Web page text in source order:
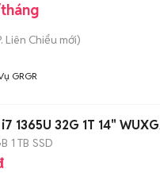
Liên Chiểu mới)
GRGR
1365U 32G 1T 14"
1 TB SSD